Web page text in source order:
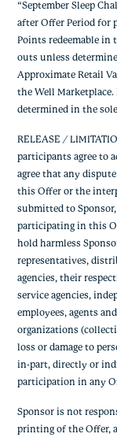
“September Sleep
after Offer Period for
Points redeemable in
outs unless
Approximate Retail
the Well
determined in the
RELEASE /
participants agree to
agree that any
this Offer or the
submitted to
participating in this
hold harmless
representatives,
agencies, their
service agencies,
employees, agents
organizations
loss or damage to
in-part, directly or
participation in any
Sponsor is not
printing of the Offer,